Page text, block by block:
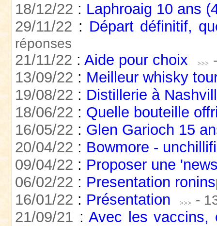
18/12/22 : Laphroaig 10 ans
29/11/22 : Départ définitif,
réponses
21/11/22 : Aide pour choix
13/09/22 : Meilleur whisky
19/08/22 : Distillerie à
18/06/22 : Quelle bouteille
16/05/22 : Glen Garioch 15
20/04/22 : Bowmore -
09/04/22 : Proposer une
06/02/22 : Presentation
16/01/22 : Présentation -
21/09/21 : Avec les vaccins,